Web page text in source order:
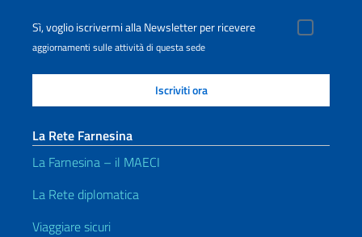
Sì, voglio iscrivermi alla Newsletter per ricevere
aggiornamenti sulle attività di questa sede
La Rete Farnesina
La Farnesina – il MAECI
La Rete diplomatica
Viaggiare sicuri